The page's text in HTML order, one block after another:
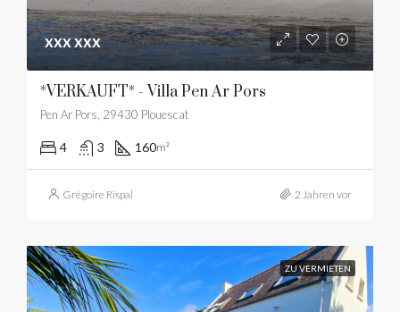
xxx xxx
*VERKAUFT* - Villa Pen Ar Pors
Pen Ar Pors, 29430 Plouescat
4 3 160m²
Grégoire Rispal 2 Jahren vor
ZU VERMIETEN